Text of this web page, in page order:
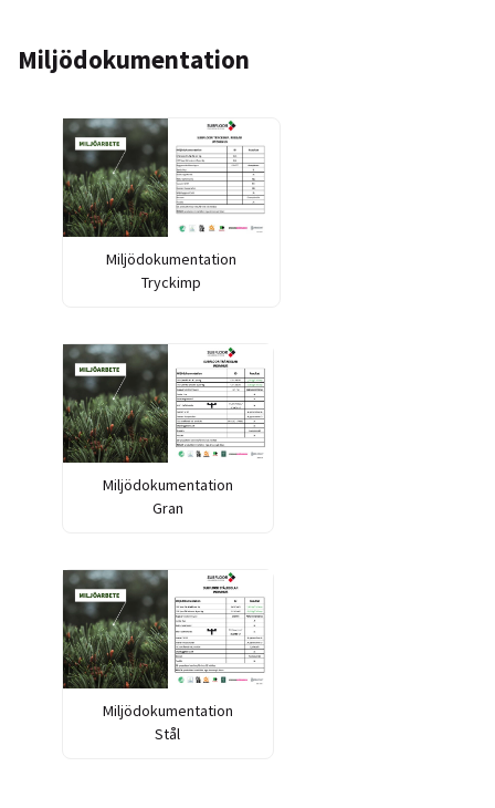
Miljödokumentation
Miljödokumentation
Tryckimp
Miljödokumentation
Gran
Miljödokumentation
Stål